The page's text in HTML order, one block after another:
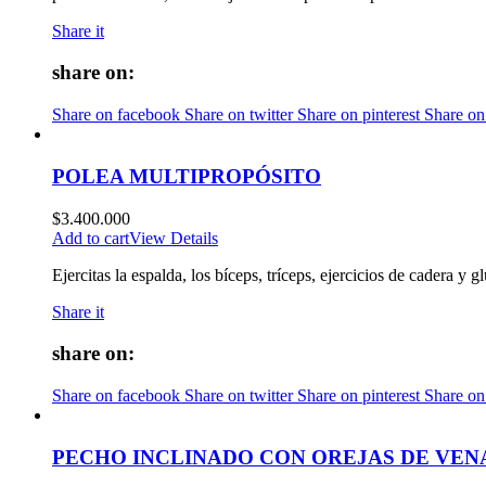
Share it
share on:
Share on facebook Share on twitter Share on pinterest Share
POLEA MULTIPROPÓSITO
$3.400.000
Add to cartView Details
Ejercitas la espalda, los bíceps, tríceps, ejercicios de cadera y
Share it
share on:
Share on facebook Share on twitter Share on pinterest Share
PECHO INCLINADO CON OREJAS DE